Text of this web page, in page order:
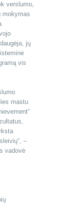
verslumo,
mokymas
jų
vis
mastu
–
vadovė